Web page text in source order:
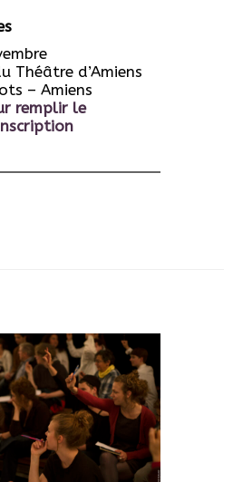
Théâtre d’Amiens
– Amiens
remplir le